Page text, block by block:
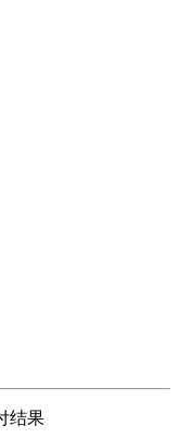
结果